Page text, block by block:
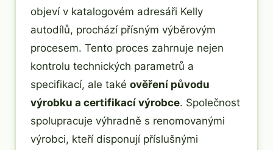
objeví v katalogovém adresáři Kelly
autodílů, prochází přísným výběrovým
procesem. Tento proces zahrnuje nejen
kontrolu technických parametrů a
specifikací, ale také ověření původu
výrobku a certifikací výrobce. Společnost
spolupracuje výhradně s renomovanými
výrobci, kteří disponují příslušnými